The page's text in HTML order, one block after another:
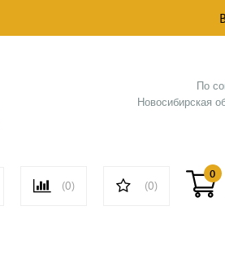
По
Новосибирская
(0) (0)
0